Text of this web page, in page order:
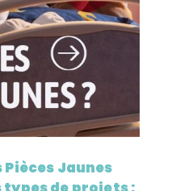
Pièces Jaunes